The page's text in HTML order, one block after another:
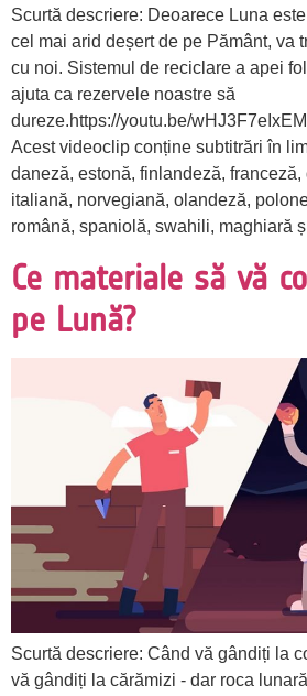
Scurtă descriere: Deoarece Luna
cel mai arid deșert de pe Pământ, va
cu noi. Sistemul de reciclare a apei
ajuta ca rezervele noastre să
dureze.https://youtu.be/
Acest videoclip conține subtitrări în
daneză, estonă, finlandeză, franceză,
italiană, norvegiană, olandeză,
română, spaniolă, swahili, maghiară
Ce materiale să vă
pe Lună?
Scurtă descriere: Când vă gândiți la
vă gândiți la cărămizi - dar roca